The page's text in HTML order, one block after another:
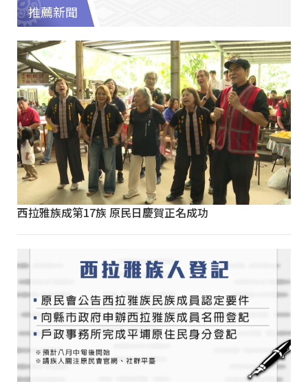
推薦新聞
西拉雅族成第17族 原民日慶賀正名成功